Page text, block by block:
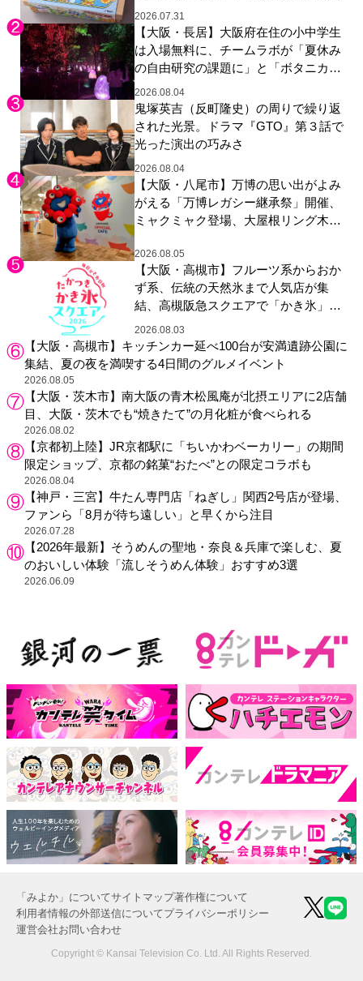
やグッズが登場
2026.07.31
【大阪・長居】大阪府在住の小中学生
は入場無料に、チームラボが「夏休み
の自由研究の課題に」と「ボタニカル
ガーデン 大阪」へ招待
2026.08.04
鬼塚英吉（反町隆史）の周りで繰り返
された光景。ドラマ『GTO』第３話で
光った演出の巧みさ
2026.08.04
【大阪・八尾市】万博の思い出がよみ
がえる「万博レガシー継承祭」開催、
ミャクミャク登場、大屋根リング木材
展示も
2026.08.05
【大阪・高槻市】フルーツ系からおか
ず系、伝統の天然氷まで人気店が集
結、高槻阪急スクエアで「かき氷」祭
り
2026.08.03
【大阪・高槻市】キッチンカー延べ100台が安満遺跡公園に
集結、夏の夜を満喫する4日間のグルメイベント
2026.08.05
【大阪・茨木市】南大阪の青木松風庵が北摂エリアに2店舗
目、大阪・茨木でも“焼きたて”の月化粧が食べられる
2026.08.02
【京都初上陸】JR京都駅に「ちいかわベーカリー」の期間
限定ショップ、京都の銘菓“おたべ”との限定コラボも
2026.08.04
【神戸・三宮】牛たん専門店「ねぎし」関西2号店が登場、
ファンら「8月が待ち遠しい」と早くから注目
2026.07.28
【2026年最新】そうめんの聖地・奈良＆兵庫で楽しむ、夏
のおいしい体験「流しそうめん体験」おすすめ3選
2026.06.09
「みよか」についてサイトマップ著作権について
利用者情報の外部送信についてプライバシーポリシー
運営会社お問い合わせ
Copyright © Kansai Television Co. Ltd. All Rights Reserved.